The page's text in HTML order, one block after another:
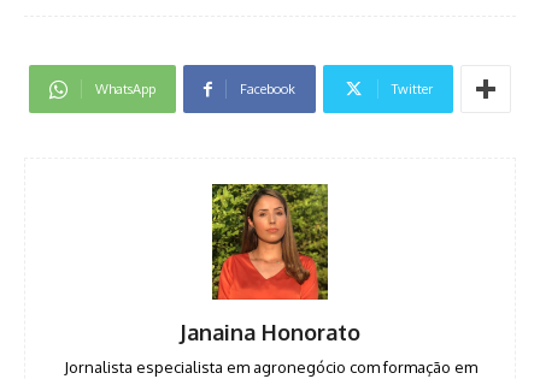
WhatsApp Facebook Twitter
Janaina Honorato
Jornalista especialista em agronegócio com formação em